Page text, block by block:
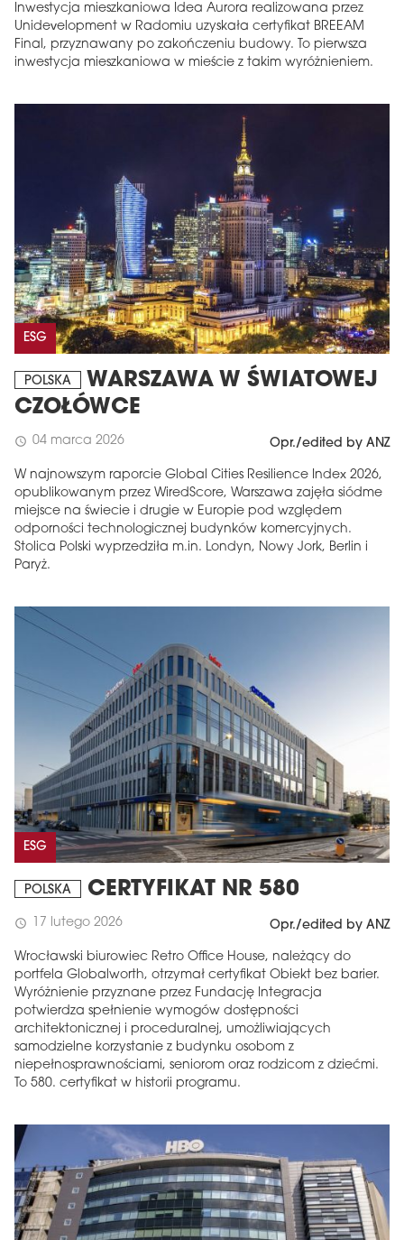
Inwestycja mieszkaniowa Idea Aurora realizowana przez
Unidevelopment w Radomiu uzyskała certyfikat BREEAM
Final, przyznawany po zakończeniu budowy. To pierwsza
inwestycja mieszkaniowa w mieście z takim wyróżnieniem.
ESG
POLSKA
WARSZAWA W ŚWIATOWEJ
CZOŁÓWCE
schedule 04 marca 2026 Opr./edited by ANZ
W najnowszym raporcie Global Cities Resilience Index 2026,
opublikowanym przez WiredScore, Warszawa zajęła siódme
miejsce na świecie i drugie w Europie pod względem
odporności technologicznej budynków komercyjnych.
Stolica Polski wyprzedziła m.in. Londyn, Nowy Jork, Berlin i
Paryż.
ESG
POLSKA CERTYFIKAT NR 580
schedule 17 lutego 2026 Opr./edited by ANZ
Wrocławski biurowiec Retro Office House, należący do
portfela Globalworth, otrzymał certyfikat Obiekt bez barier.
Wyróżnienie przyznane przez Fundację Integracja
potwierdza spełnienie wymogów dostępności
architektonicznej i proceduralnej, umożliwiających
samodzielne korzystanie z budynku osobom z
niepełnosprawnościami, seniorom oraz rodzicom z dziećmi.
To 580. certyfikat w historii programu.